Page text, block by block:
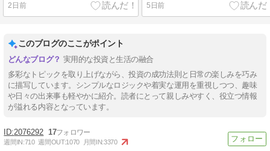
2日前 5日前
このブログのここがポイント
実用的な投資と生活の融合
多彩なトピックを取り上げながら、投資の成功法則と日常の楽しみを巧み
に描写しています。シンプルなロジックや着実な運用を重視しつつ、趣味
や日々の出来事も軽やかに紹介。読者にとって親しみやすく、役立つ情報
が溢れる内容となっています。
2076292 17
週間IN:710 週間OUT:1070 月間IN:3370